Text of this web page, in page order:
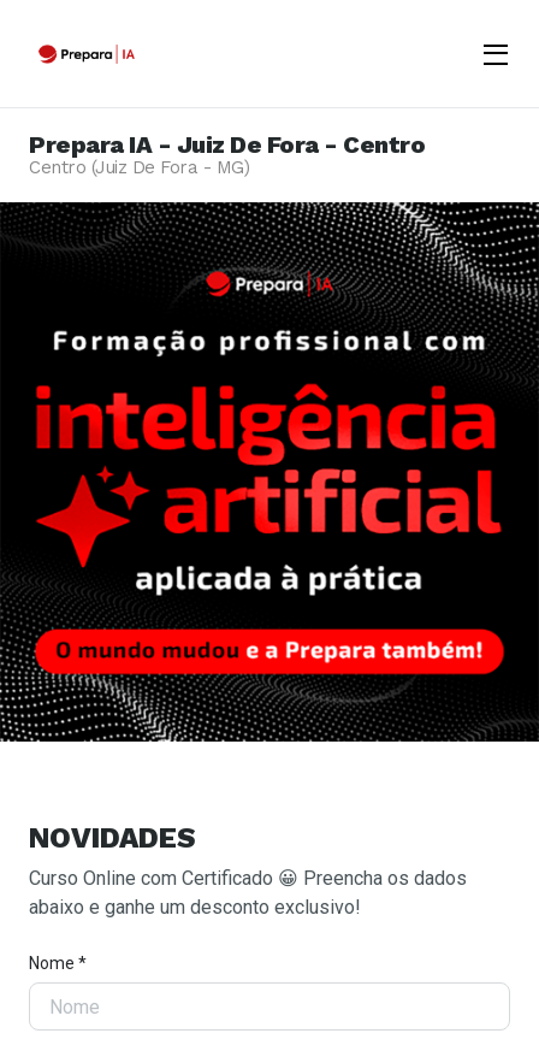
Menu
Prepara IA - Juiz De Fora - Centro
Centro (Juiz De Fora - MG)
NOVIDADES
Curso Online com Certificado 😀 Preencha os dados
abaixo e ganhe um desconto exclusivo!
Nome *